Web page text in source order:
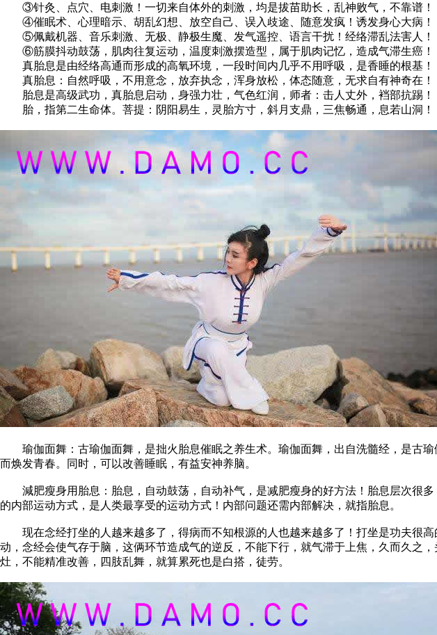
③针灸、点穴、电刺激！一切来自体外的刺激，均是拔苗助长，乱神败气，不靠谱！
④催眠术、心理暗示、胡乱幻想、放空自己、误入歧途、随意发疯！诱发身心大病！
⑤佩戴机器、音乐刺激、无极、静极生魔、发气遥控、语言干扰！经络滞乱法害人！
⑥筋膜抖动鼓荡，肌肉往复运动，温度刺激摆造型，属于肌肉记忆，造成气滞生癌！
真胎息是由经络高通而形成的高氧环境，一段时间内几乎不用呼吸，是香睡的根基！
真胎息：自然呼吸，不用意念，放弃执念，浑身放松，体态随意，无求自有神奇在！
胎息是高级武功，真胎息启动，身强力壮，气色红润，师者：击人丈外，裆部抗踢！
胎，指第二生命体。菩提：阴阳易生，灵胎方寸，斜月支鼎，三焦畅通，息若山洞！
瑜伽面舞：古瑜伽面舞，是拙火胎息催眠之养生术。瑜伽面舞，出自洗髓经，是古瑜
而焕发青春。同时，可以改善睡眠，有益安神养脑。
減肥瘦身用胎息：胎息，自动鼓荡，自动补气，是减肥瘦身的好方法！胎息层次很
的内部运动方式，是人类最享受的运动方式！内部问题还需内部解决，就指胎息。
现在念经打坐的人越来越多了，得病而不知根源的人也越来越多了！打坐是功夫很
动，念经会使气存于脑，这俩环节造成气的逆反，不能下行，就气滞于上焦，久而久之
灶，不能精准改善，四肢乱舞，就算累死也是白搭，徒劳。